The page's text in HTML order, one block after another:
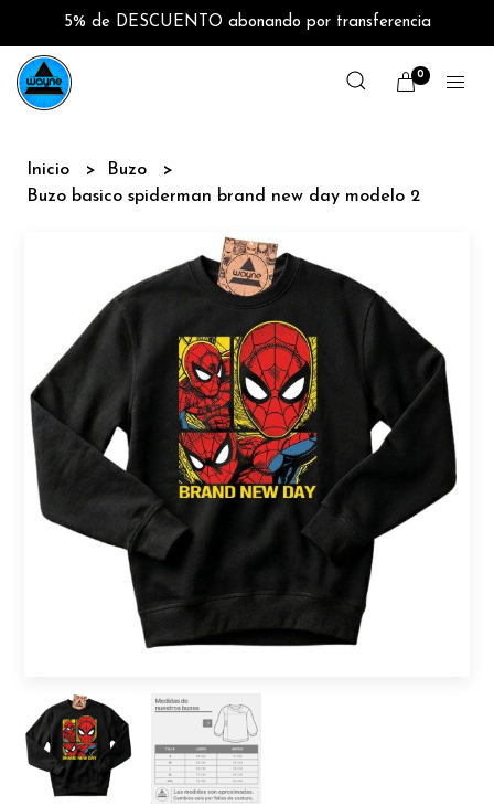
5% de DESCUENTO abonando por transferencia
0
Inicio
Buzo
Buzo basico spiderman brand new day modelo 2